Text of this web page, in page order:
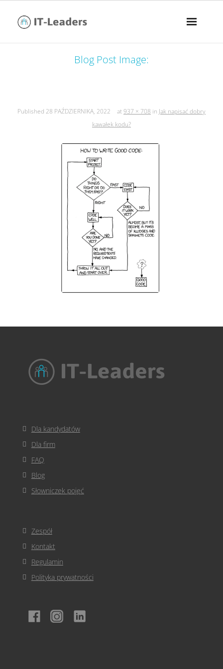
Blog Post Image:
Published 28 PAŹDZIERNIKA, 2022 at937 × 708 in Jak napisać dobry
kawałek kodu?
Dla kandydatów
Dla firm
FAQ
Blog
Słowniczek pojęć
Zespół
Kontakt
Regulamin
Polityka prywatności